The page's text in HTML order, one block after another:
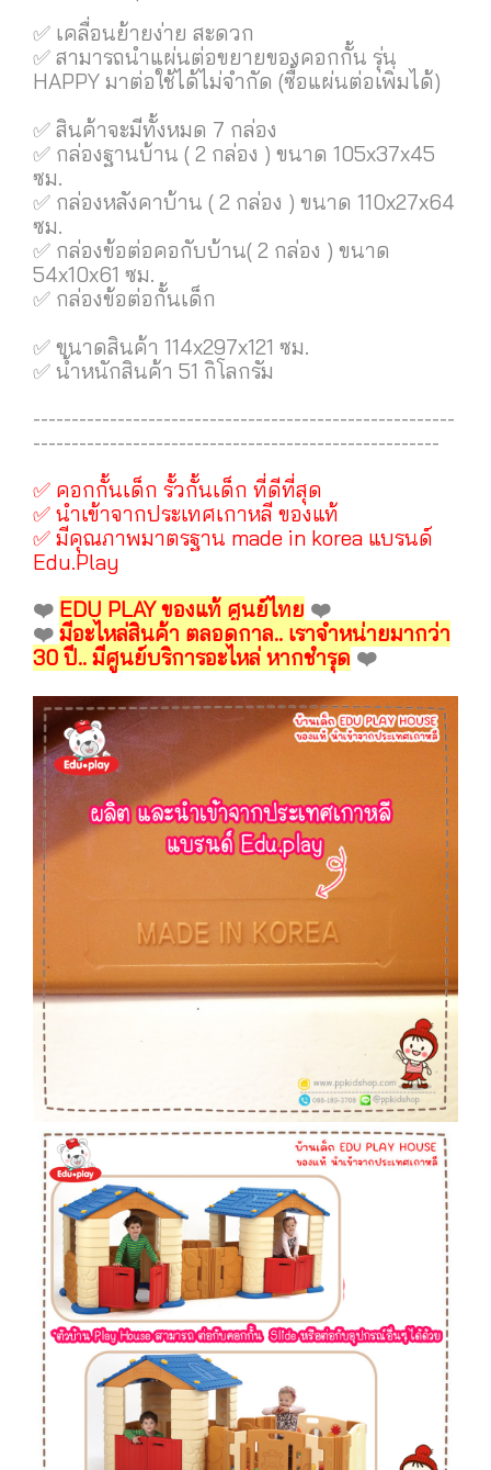
✅ เคลื่อนย้ายง่าย สะดวก
✅ สามารถนำแผ่นต่อขยายของคอกกั้น รุ่น
HAPPY มาต่อใช้ได้ไม่จำกัด (ซื้อแผ่นต่อเพิ่มได้)
✅ สินค้าจะมีทั้งหมด 7 กล่อง
✅ กล่องฐานบ้าน ( 2 กล่อง ) ขนาด 105x37x45
ซม.
✅ กล่องหลังคาบ้าน ( 2 กล่อง ) ขนาด 110x27x64
ซม.
✅ กล่องข้อต่อคอกับบ้าน( 2 กล่อง ) ขนาด
54x10x61 ซม.
✅ กล่องข้อต่อกั้นเด็ก
✅ ขนาดสินค้า 114x297x121 ซม.
✅ น้ำหนักสินค้า 51 กิโลกรัม
-------------------------------------------------------
-----------------------------------------------------
✅ คอกกั้นเด็ก รั้วกั้นเด็ก ที่ดีที่สุด
✅ นำเข้าจากประเทศเกาหลี ของแท้
✅ มีคุณภาพมาตรฐาน made in korea แบรนด์
Edu.Play
❤️ EDU PLAY ของแท้ ศูนย์ไทย ❤️
❤️ มีอะไหล่สินค้า ตลอดกาล.. เราจำหน่ายมากว่า
30 ปี.. มีศูนย์บริการอะไหล่ หากชำรุด ❤️